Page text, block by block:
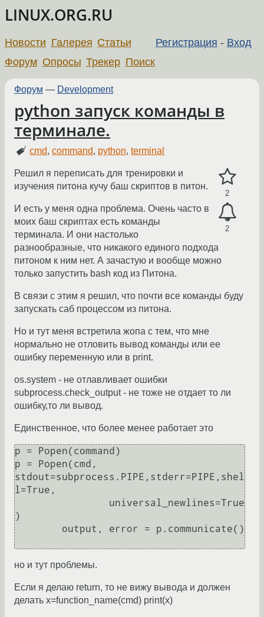
LINUX.ORG.RU
Регистрация - Вход
Новости Галерея Статьи
Форум Опросы Трекер Поиск
Форум — Development
python запуск команды в
терминале.
cmd,command, python,terminal
2
2
Решил я переписать для тренировки и
изучения питона кучу баш скриптов в питон.
И есть у меня одна проблема. Очень часто в
моих баш скриптах есть команды
терминала. И они настолько
разнообразные, что никакого единого подхода
питоном к ним нет. А зачастую и вообще можно
только запустить bash код из Питона.
В связи с этим я решил, что почти все команды буду
запускать саб процессом из питона.
Но и тут меня встретила жопа с тем, что мне
нормально не отловить вывод команды или ее
ошибку переменную или в print.
os.system - не отлавливает ошибки
subprocess.check_output - не тоже не отдает то ли
ошибку,то ли вывод.
Единственное, что более менее работает это
p = Popen(command)
p = Popen(cmd,
stdout=subprocess.PIPE,stderr=PIPE,shel
l=True,
)
но и тут проблемы.
Если я делаю return, то не вижу вывода и должен
делать x=function_name(cmd) print(x)